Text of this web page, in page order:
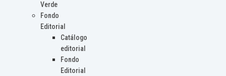
Verde
Fondo
Editorial
Catálogo
editorial
Fondo
Editorial